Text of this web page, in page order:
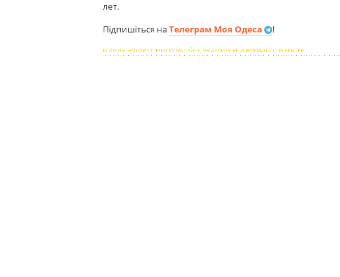
лет.
Підпишіться на Телеграм Моя Одеса !
ЕСЛИ ВЫ НАШЛИ ОПЕЧАТКУ НА САЙТЕ, ВЫДЕЛИТЕ ЕЕ И НАЖМИТЕ CTRL+ENTER